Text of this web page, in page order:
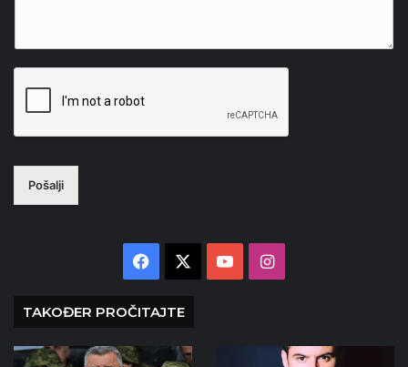
Pošalji
Facebook YouTubeInstagram
TAKOĐER PROČITAJTE